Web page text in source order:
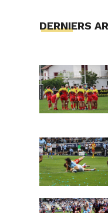
DERNIERS